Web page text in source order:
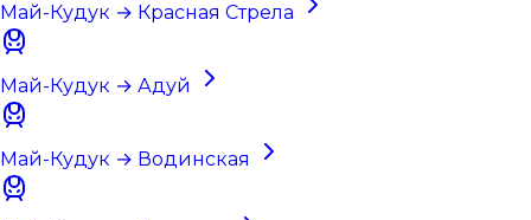
Май-Кудук → Красная Стрела
Май-Кудук → Адуй
Май-Кудук → Водинская